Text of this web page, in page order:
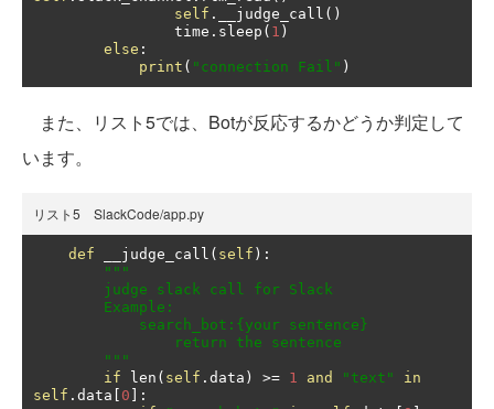
self . __judge_call ()
                time
. sleep ( 1 )
else :
print ( "connection Fail" )
また、リスト5では、Botが反応するかどうか判定して
います。
リスト5 SlackCode/app.py
def __judge_call ( self ):
"""
        """
if len ( self . data ) >= 1 and "text"
in
self . data 0 ]: